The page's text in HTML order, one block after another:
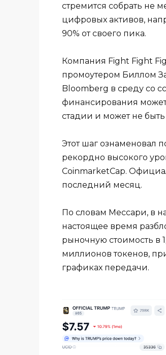
стремится собрать не
цифровых активов,
90% от своего пика.
Компания Fight Fight
промоутером Биллом
Bloomberg в среду со
финансирования может
стадии и может не быть
Этот шаг ознаменовал
рекордно высокого
CoinmarketCap.
последний месяц.
По словам Мессари, в
настоящее время
рыночную стоимость в
миллионов токенов,
графиках передачи.